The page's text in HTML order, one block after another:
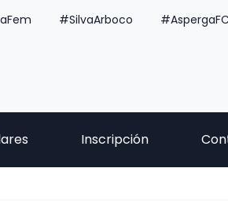
#SilvaArboco #AspergaFC
Inscripción